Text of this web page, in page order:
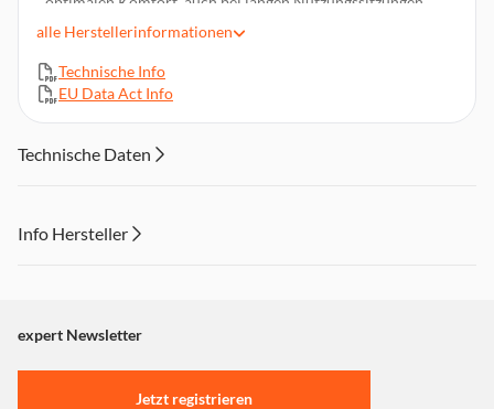
Bis zu 20 Stunden Akkulaufzeit mit der Ladehülle, genieße
machen
Schnelles Auto-Pairing, um die Ohrhörer einfach
automatisch mit deinem Bluetooth-Gerät zu verbinden
Touch-Steuerung an den Ohrhörern, um Musik, Anrufe und
alle Herstellerinformationen
Technische Info
EU Data Act Info
Technische Daten
Info Hersteller
"Marketing".
Einstellungen anpassen
expert Newsletter
Jetzt registrieren